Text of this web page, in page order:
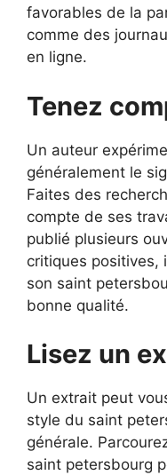
favorables de la
comme des
en ligne.
Tenez
Un auteur
généralement le
Faites des
compte de ses
publié plusieurs
critiques positives,
son saint
bonne qualité.
Lisez un
Un extrait peut
style du saint
générale.
saint petersbourg